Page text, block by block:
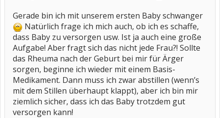
Gerade bin ich mit unserem ersten Baby schwanger
Natürlich frage ich mich auch, ob ich es schaffe,
dass Baby zu versorgen usw. Ist ja auch eine große
Aufgabe! Aber fragt sich das nicht jede Frau?! Sollte
das Rheuma nach der Geburt bei mir für Ärger
sorgen, beginne ich wieder mit einem Basis-
Medikament. Dann muss ich zwar abstillen (wenn’s
mit dem Stillen überhaupt klappt), aber ich bin mir
ziemlich sicher, dass ich das Baby trotzdem gut
versorgen kann!